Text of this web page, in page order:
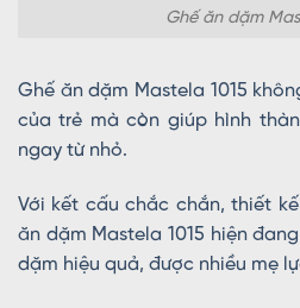
Ghế ăn dặm
Ghế ăn dặm Mastela 1015
của trẻ mà còn giúp hình
ngay từ nhỏ.
Với kết cấu chắc chắn, thiết
ăn dặm Mastela 1015 hiện
dặm hiệu quả, được nhiều mẹ